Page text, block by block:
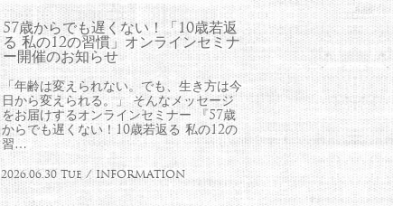
57歳からでも遅くない！「10歳若返
る 私の12の習慣」オンラインセミナ
ー開催のお知らせ
「年齢は変えられない。でも、生き方は今
日から変えられる。」 そんなメッセージ
をお届けするオンラインセミナー 『57歳
からでも遅くない！10歳若返る 私の12の
習…
2026.06.30 Tue / INFORMATION